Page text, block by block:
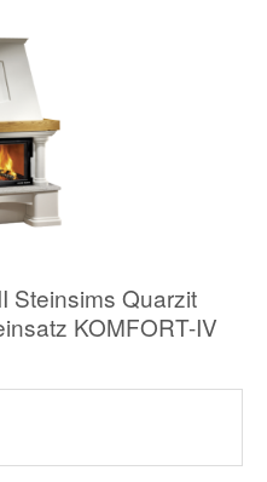
Steinsims Quarzit
KOMFORT-IV